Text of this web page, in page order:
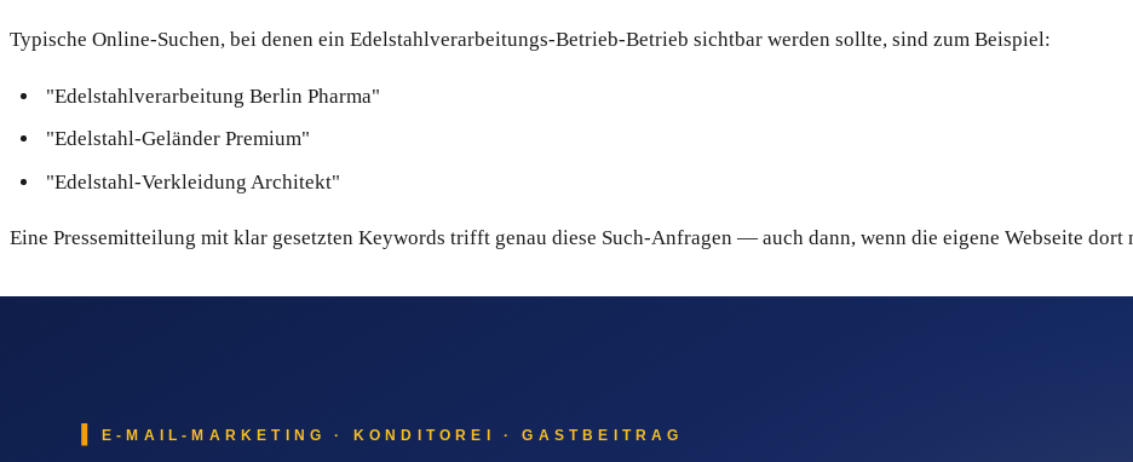
Typische Online-Suchen, bei denen ein Edelstahlverarbeitungs-Betrieb-Betrieb sichtbar werden sollte, sind zum Beispiel:
"Edelstahlverarbeitung Berlin Pharma"
"Edelstahl-Geländer Premium"
"Edelstahl-Verkleidung Architekt"
Eine Pressemitteilung mit klar gesetzten Keywords trifft genau diese Such-Anfragen — auch dann, wenn die eigene Webseite dort
in meiner Region' oder 'Welcher Edelstahl- und Hochleistungs-Metall-Spezialist bietet Komplett-Service'. Diese Systeme ziehen